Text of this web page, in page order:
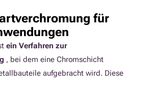
für
ein Verfahren zur
, bei dem eine Chromschicht
aufgebracht wird. Diese